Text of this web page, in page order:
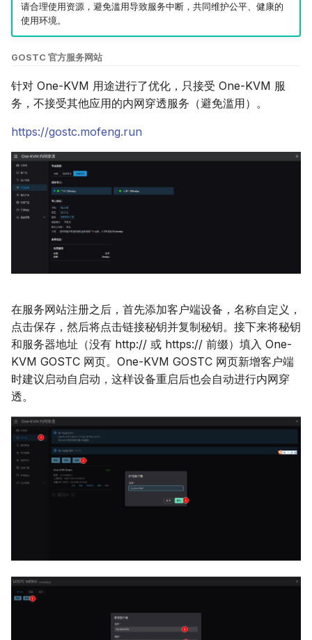
请合理使用资源，避免滥用导致服务中断，共同维护公平、健康的
使用环境。
GOSTC 官方服务网站
针对 One-KVM 用途进行了优化，只接受 One-KVM 服
务，不接受其他应用的内网穿透服务（避免滥用）。
https://gostc.mofeng.run
在服务网站注册之后，首先添加客户端设备，名称自定义，
点击保存，然后将点击链接秘钥并复制秘钥。接下来将秘钥
和服务器地址（没有 http:// 或 https:// 前缀）填入 One-
KVM GOSTC 网页。One-KVM GOSTC 网页新增客户端
时建议启动自启动，这样设备重启后也会自动进行内网穿
透。